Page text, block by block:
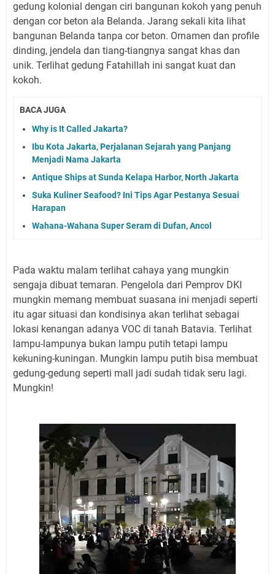
gedung kolonial dengan ciri bangunan kokoh yang penuh
dengan cor beton ala Belanda. Jarang sekali kita lihat
bangunan Belanda tanpa cor beton. Ornamen dan profile
dinding, jendela dan tiang-tiangnya sangat khas dan
unik. Terlihat gedung Fatahillah ini sangat kuat dan
kokoh.
BACA JUGA
Why is It Called Jakarta?
Ibu Kota Jakarta, Perjalanan Sejarah yang Panjang
Menjadi Nama Jakarta
Antique Ships at Sunda Kelapa Harbor, North Jakarta
Suka Kuliner Seafood? Ini Tips Agar Pestanya Sesuai
Harapan
Wahana-Wahana Super Seram di Dufan, Ancol
Pada waktu malam terlihat cahaya yang mungkin
sengaja dibuat temaran. Pengelola dari Pemprov DKI
mungkin memang membuat suasana ini menjadi seperti
itu agar situasi dan kondisinya akan terlihat sebagai
lokasi kenangan adanya VOC di tanah Batavia. Terlihat
lampu-lampunya bukan lampu putih tetapi lampu
kekuning-kuningan. Mungkin lampu putih bisa membuat
gedung-gedung seperti mall jadi sudah tidak seru lagi.
Mungkin!